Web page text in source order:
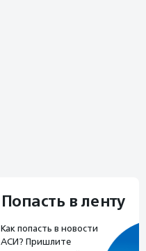
Попасть в ленту
Как попасть в новости
АСИ? Пришлите